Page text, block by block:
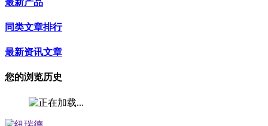
同类文章排行
最新资讯文章
您的浏览历史